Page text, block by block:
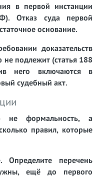
в первой инстанции
Отказ суда первой
основание.
доказательств
подлежит (статья 188
него включаются в
судебный акт.
не формальность, а
правил, которые
Определите перечень
ещё до первого